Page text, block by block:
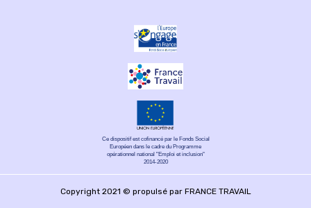
Ce dispositif est cofinancé par le Fonds Social
Européen dans le cadre du Programme
opérationnel national "Emploi et inclusion"
2014-2020
Copyright 2021 © propulsé par FRANCE TRAVAIL